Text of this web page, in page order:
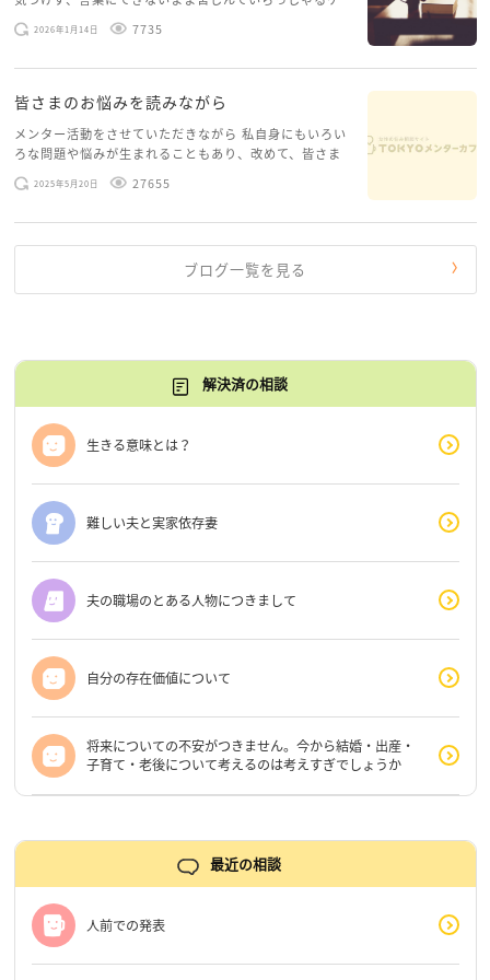
ースがありますお悩みというのは、心の深いところ（深
層心理）に触れることで、まったく違う角度から解決の
2026年1月14日 7735
皆さまのお悩みを読みながら
メンター活動をさせていただきながら 私自身にもいろい
ろな問題や悩みが生まれることもあり、改めて、皆さま
のお悩みを読みながら 「みんな、もがいてる。わたし
だけじゃないんだな」と、逆に励まされるような日々で
2025年5月20日 27655
ブログ一覧を見る
解決済の相談
生きる意味とは？
難しい夫と実家依存妻
夫の職場のとある人物につきまして
自分の存在価値について
将来についての不安がつきません。今から結婚・出産・
子育て・老後について考えるのは考えすぎでしょうか
最近の相談
人前での発表